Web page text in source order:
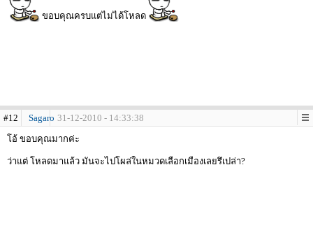
ขอบคุณครบแต่ไม่ได้โหลด
#12 Sagaro 31-12-2010 - 14:33:38
โอ้ ขอบคุณมากค่ะ
ว่าแต่ โหลดมาแล้ว มันจะไปโผล่ในหมวดเลือกเมืองเลยรึเปล่า?